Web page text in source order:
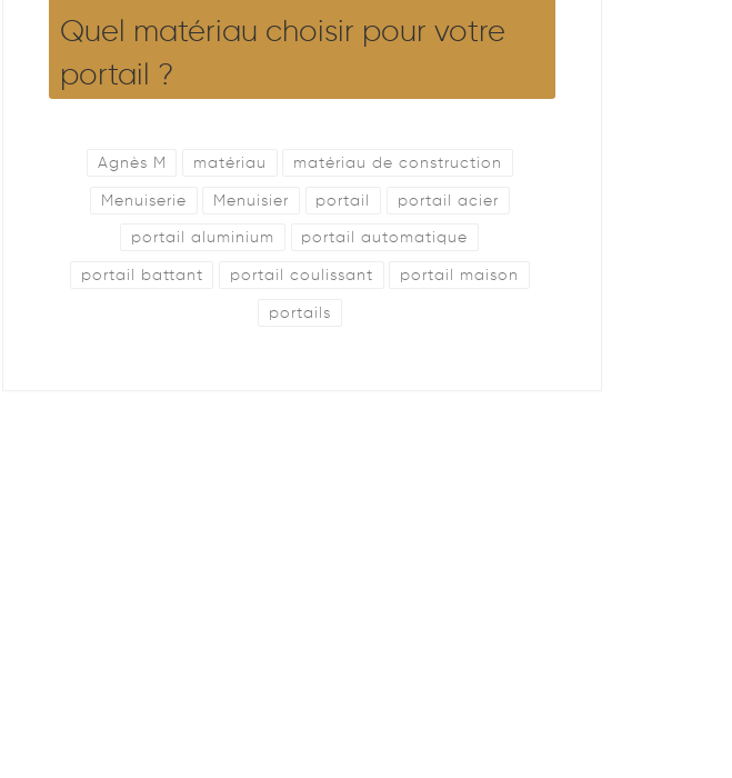
Quel matériau choisir pour votre
portail ?
Agnès M matériau matériau de construction
Menuiserie Menuisier portail portail acier
portail aluminium portail automatique
portail battant portail coulissant portail maison
portails